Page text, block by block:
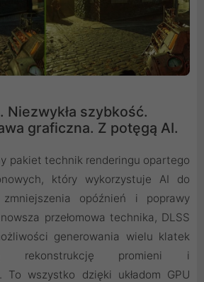
Niezwykła szybkość.
graficzna. Z potęgą AI.
pakiet technik renderingu opartego
który wykorzystuje AI do
zmniejszenia opóźnień i poprawy
przełomowa technika, DLSS
generowania wielu klatek
rekonstrukcję promieni i
To wszystko dzięki układom GPU